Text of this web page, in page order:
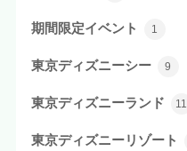
期間限定イベント 1
東京ディズニーシー 9
東京ディズニーランド 11
東京ディズニーリゾート